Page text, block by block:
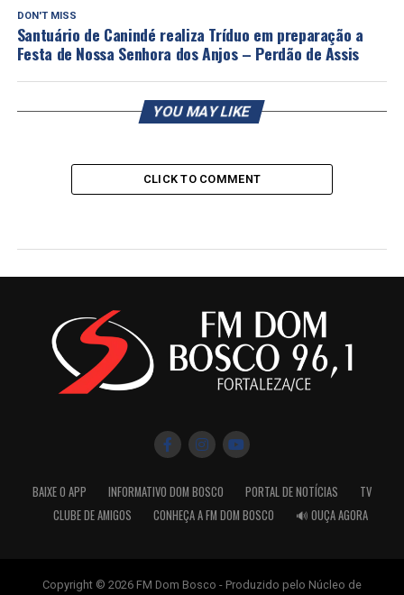
DON'T MISS
Santuário de Canindé realiza Tríduo em preparação a
Festa de Nossa Senhora dos Anjos – Perdão de Assis
YOU MAY LIKE
CLICK TO COMMENT
BAIXE O APP INFORMATIVO DOM BOSCO PORTAL DE NOTÍCIAS
TV
CLUBE DE AMIGOS
CONHEÇA A FM DOM BOSCO 🔊 OUÇA AGORA
Copyright © 2026 FM Dom Bosco - Produzido pelo Núcleo de